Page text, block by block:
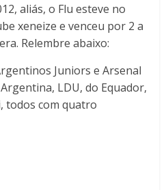
aliás, o Flu esteve no
xeneize e venceu por 2 a
Relembre abaixo:
Juniors e Arsenal
LDU, do Equador,
todos com quatro